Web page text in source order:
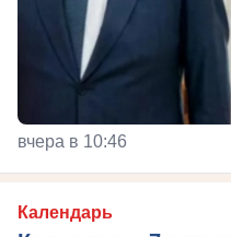
вчера в 10:46
Календарь